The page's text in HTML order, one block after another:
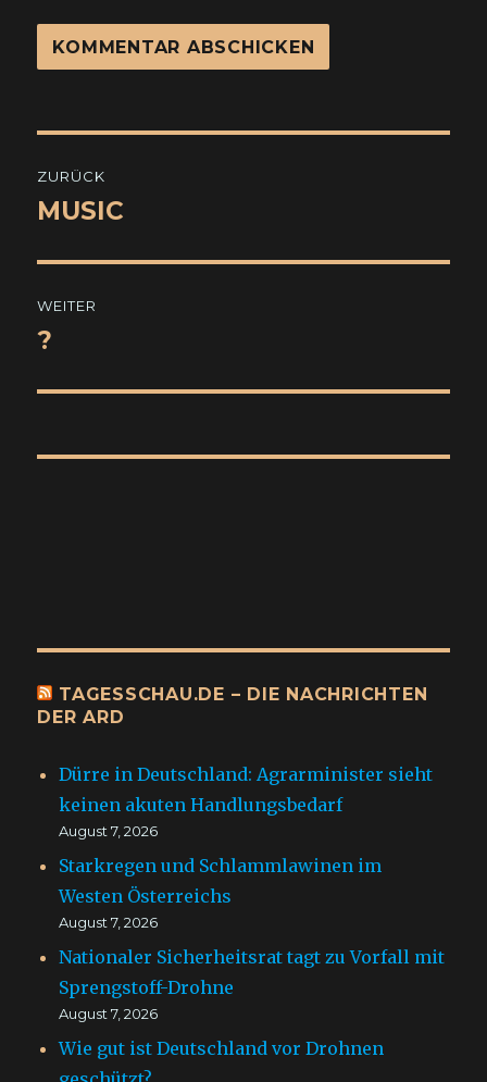
ZURÜCK
Vorheriger
MUSIC
WEITER
Nächster
?
TAGESSCHAU.DE – DIE NACHRICHTEN
DER ARD
Dürre in Deutschland: Agrarminister sieht
keinen akuten Handlungsbedarf
August 7, 2026
Starkregen und Schlammlawinen im
Westen Österreichs
August 7, 2026
Nationaler Sicherheitsrat tagt zu Vorfall mit
Sprengstoff-Drohne
August 7, 2026
Wie gut ist Deutschland vor Drohnen